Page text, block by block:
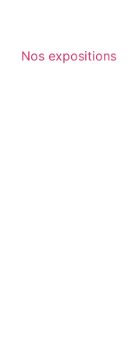
Nos expositions